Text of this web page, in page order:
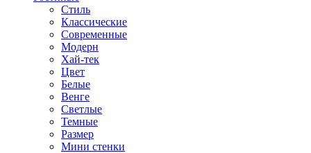
Стиль
Классические
Современные
Модерн
Хай-тек
Цвет
Белые
Венге
Светлые
Темные
Размер
Мини стенки